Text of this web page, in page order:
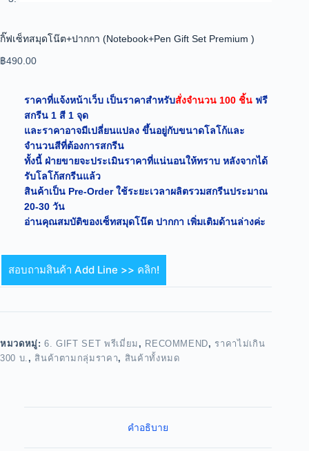
กิ๊ฟเซ็ทสมุดโน๊ต+ปากกา (Notebook+Pen Gift Set Premium )
฿490.00
ราคาที่แจ้งหน้าเว็บ เป็นราคาสำหรับสั่งจำนวน 100 ชิ้น ฟรี
สกรีน 1 สี 1 จุด
และราคาอาจมีเปลี่ยนแปลง ขึ้นอยู่กับขนาดโลโก้และ
จำนวนสีที่ต้องการสกรีน
ทั้งนี้ ฝ่ายขายจะประเมินราคาที่แน่นอนให้ทราบ หลังจากได้
รับโลโก้สกรีนแล้ว
สินค้าเป็น Pre-Order ใช้ระยะเวลาผลิตรวมสกรีนประมาณ
20-30 วัน
อ่านคุณสมบัติของเซ็ทสมุดโน๊ต ปากกา เพิ่มเติมด้านล่างค่ะ
สอบถามสินค้า Add Line >> คลิก!
หมวดหมู่:6. GIFT SET พรีเมี่ยม , RECOMMEND, ราคาไม่เกิน
300 บ. , สินค้าตามกลุ่มราคา, สินค้าทั้งหมด
คำอธิบาย